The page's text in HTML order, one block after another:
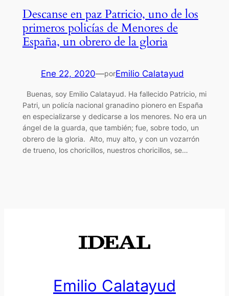
Descanse en paz Patricio, uno de los
primeros policías de Menores de
España, un obrero de la gloria
Ene 22, 2020—porEmilio Calatayud
Buenas, soy Emilio Calatayud. Ha fallecido Patricio, mi
Patri, un policía nacional granadino pionero en España
en especializarse y dedicarse a los menores. No era un
ángel de la guarda, que también; fue, sobre todo, un
obrero de la gloria. Alto, muy alto, y con un vozarrón
de trueno, los choricillos, nuestros choricillos, se…
Emilio Calatayud